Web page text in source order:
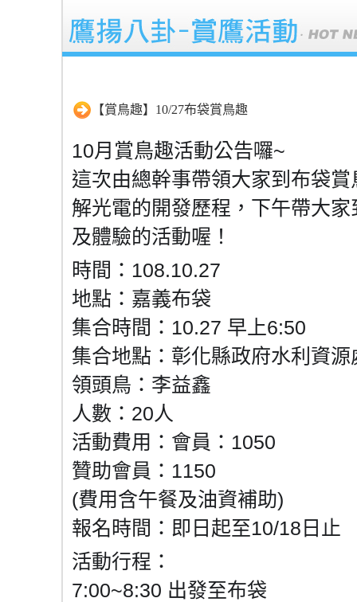
【賞鳥趣】10/27布袋賞鳥趣
10月賞鳥趣活動公告囉~
這次由總幹事帶領大家到布袋
解光電的開發歷程，下午帶大
及體驗的活動喔！
時間：108.10.27
地點：嘉義布袋
集合時間：10.27 早上6:50
集合地點：彰化縣政府水利資源
領頭鳥：李益鑫
人數：20人
活動費用：會員：1050
贊助會員：1150
(費用含午餐及油資補助)
報名時間：即日起至10/18日止
活動行程：
7:00~8:30 出發至布袋